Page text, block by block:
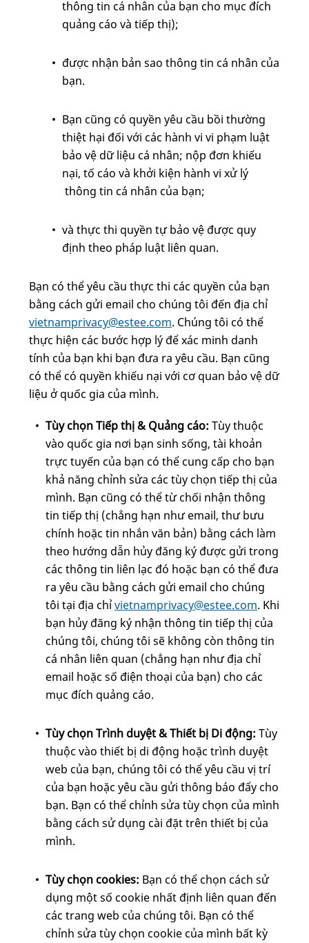
thông tin cá nhân của bạn cho mục đích
quảng cáo và tiếp thị);
được nhận bản sao thông tin cá nhân của
bạn.
Bạn cũng có quyền yêu cầu bồi thường
thiệt hại đối với các hành vi vi phạm luật
bảo vệ dữ liệu cá nhân; nộp đơn khiếu
nại, tố cáo và khởi kiện hành vi xử lý
thông tin cá nhân của bạn;
và thực thi quyền tự bảo vệ được quy
định theo pháp luật liên quan.
Bạn có thể yêu cầu thực thi các quyền của bạn
bằng cách gửi email cho chúng tôi đến địa chỉ
vietnamprivacy@estee.com. Chúng tôi có thể
thực hiện các bước hợp lý để xác minh danh
tính của bạn khi bạn đưa ra yêu cầu. Bạn cũng
có thể có quyền khiếu nại với cơ quan bảo vệ dữ
liệu ở quốc gia của mình.
Tùy chọn Tiếp thị & Quảng cáo: Tùy thuộc
vào quốc gia nơi bạn sinh sống, tài khoản
trực tuyến của bạn có thể cung cấp cho bạn
khả năng chỉnh sửa các tùy chọn tiếp thị của
mình. Bạn cũng có thể từ chối nhận thông
tin tiếp thị (chẳng hạn như email, thư bưu
chính hoặc tin nhắn văn bản) bằng cách làm
theo hướng dẫn hủy đăng ký được gửi trong
các thông tin liên lạc đó hoặc bạn có thể đưa
ra yêu cầu bằng cách gửi email cho chúng
tôi tại địa chỉvietnamprivacy@estee.com. Khi
bạn hủy đăng ký nhận thông tin tiếp thị của
chúng tôi, chúng tôi sẽ không còn thông tin
cá nhân liên quan (chẳng hạn như địa chỉ
email hoặc số điện thoại của bạn) cho các
mục đích quảng cáo.
Tùy chọn Trình duyệt & Thiết bị Di động: Tùy
thuộc vào thiết bị di động hoặc trình duyệt
web của bạn, chúng tôi có thể yêu cầu vị trí
của bạn hoặc yêu cầu gửi thông báo đẩy cho
bạn. Bạn có thể chỉnh sửa tùy chọn của mình
bằng cách sử dụng cài đặt trên thiết bị của
mình.
Tùy chọn cookies: Bạn có thể chọn cách sử
dụng một số cookie nhất định liên quan đến
các trang web của chúng tôi. Bạn có thể
chỉnh sửa tùy chọn cookie của mình bất kỳ